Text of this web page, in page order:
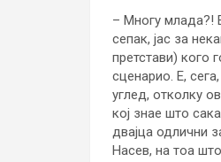
– Многу млада?!
сепак, јас за
претстави) кого
сценарио. Е,
углед, отколку
кој знае што
двајца одлични
Насев, на тоа